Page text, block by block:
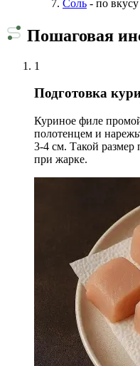
Соль - по вкусу
Пошаговая
1
Подготовка
Куриное филе
полотенцем и
3-4 см. Такой размер
при жарке.